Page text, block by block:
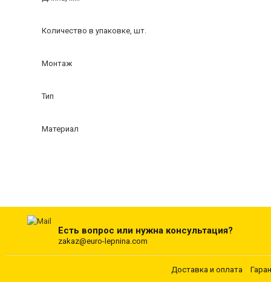
Количество в упаковке, шт.
Монтаж
Тип
Материал
Есть вопрос или нужна консультация?
zakaz@euro-lepnina.com
Доставка и оплата